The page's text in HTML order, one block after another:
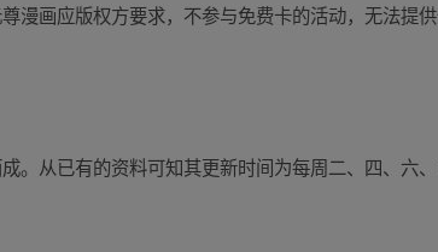
漫画应版权方要求，不参与免费卡的活动，无法提
。从已有的资料可知其更新时间为每周二、四、六